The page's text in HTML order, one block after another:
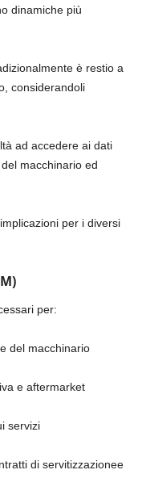
dinamiche più
è restio a
considerandoli
ad accedere ai dati
macchinario ed
per i diversi
per:
del macchinario
e aftermarket
servizi
di servitizzazionee